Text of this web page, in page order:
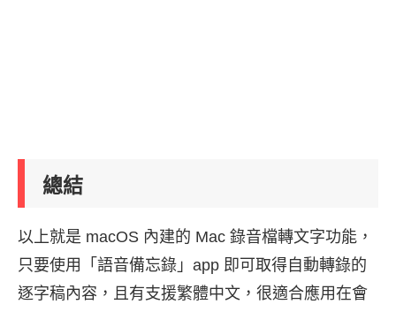
總結
以上就是 macOS 內建的 Mac 錄音檔轉文字功能，
只要使用「語音備忘錄」app 即可取得自動轉錄的
逐字稿內容，且有支援繁體中文，很適合應用在會